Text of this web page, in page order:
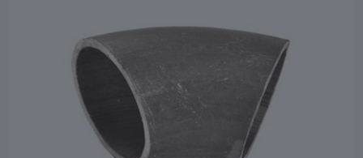
Тройники стальные